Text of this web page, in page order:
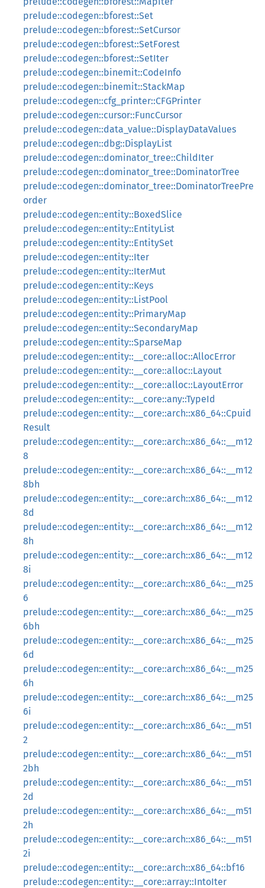
prelude::codegen::bforest::Set
prelude::codegen::bforest::SetCursor
prelude::codegen::bforest::SetForest
prelude::codegen::bforest::SetIter
prelude::codegen::binemit::CodeInfo
prelude::codegen::binemit::StackMap
prelude::codegen::cfg_printer::CFGPrinter
prelude::codegen::cursor::FuncCursor
prelude::codegen::data_value::DisplayDataValues
prelude::codegen::dbg::DisplayList
prelude::codegen::dominator_tree::ChildIter
prelude::codegen::dominator_tree::DominatorTree
prelude::codegen::dominator_tree::DominatorTreePre
order
prelude::codegen::entity::BoxedSlice
prelude::codegen::entity::EntityList
prelude::codegen::entity::EntitySet
prelude::codegen::entity::Iter
prelude::codegen::entity::IterMut
prelude::codegen::entity::Keys
prelude::codegen::entity::ListPool
prelude::codegen::entity::PrimaryMap
prelude::codegen::entity::SecondaryMap
prelude::codegen::entity::SparseMap
prelude::codegen::entity::__core::alloc::AllocError
prelude::codegen::entity::__core::alloc::Layout
prelude::codegen::entity::__core::alloc::LayoutError
prelude::codegen::entity::__core::any::TypeId
prelude::codegen::entity::__core::arch::x86_64::Cpuid
Result
prelude::codegen::entity::__core::arch::x86_64::__m12
8
prelude::codegen::entity::__core::arch::x86_64::__m12
8bh
prelude::codegen::entity::__core::arch::x86_64::__m12
8d
prelude::codegen::entity::__core::arch::x86_64::__m12
8h
prelude::codegen::entity::__core::arch::x86_64::__m12
8i
prelude::codegen::entity::__core::arch::x86_64::__m25
6
prelude::codegen::entity::__core::arch::x86_64::__m25
6bh
prelude::codegen::entity::__core::arch::x86_64::__m25
6d
prelude::codegen::entity::__core::arch::x86_64::__m25
6h
prelude::codegen::entity::__core::arch::x86_64::__m25
6i
prelude::codegen::entity::__core::arch::x86_64::__m51
2
prelude::codegen::entity::__core::arch::x86_64::__m51
2bh
prelude::codegen::entity::__core::arch::x86_64::__m51
2d
prelude::codegen::entity::__core::arch::x86_64::__m51
2h
prelude::codegen::entity::__core::arch::x86_64::__m51
2i
prelude::codegen::entity::__core::arch::x86_64::bf16
prelude::codegen::entity::__core::array::IntoIter